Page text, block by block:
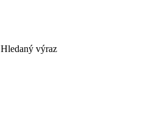
Hledaný výraz